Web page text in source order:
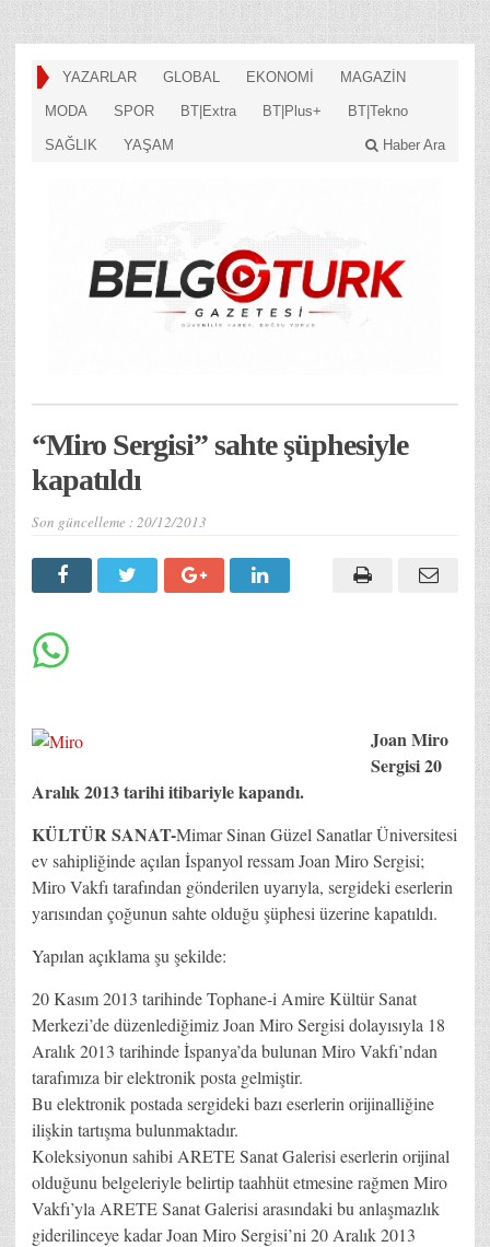
YAZARLAR GLOBAL EKONOMİ MAGAZİN
MODA SPOR BT|Extra BT|Plus+ BT|Tekno
SAĞLIK YAŞAM Haber Ara
“Miro Sergisi” sahte şüphesiyle
kapatıldı
Son güncelleme :20/12/2013
Joan Miro
Sergisi 20
Aralık 2013 tarihi itibariyle kapandı.
KÜLTÜR SANAT-Mimar Sinan Güzel Sanatlar Üniversitesi
ev sahipliğinde açılan İspanyol ressam Joan Miro Sergisi;
Miro Vakfı tarafından gönderilen uyarıyla, sergideki eserlerin
yarısından çoğunun sahte olduğu şüphesi üzerine kapatıldı.
Yapılan açıklama şu şekilde:
20 Kasım 2013 tarihinde Tophane-i Amire Kültür Sanat
Merkezi’de düzenlediğimiz Joan Miro Sergisi dolayısıyla 18
Aralık 2013 tarihinde İspanya’da bulunan Miro Vakfı’ndan
tarafımıza bir elektronik posta gelmiştir.
Bu elektronik postada sergideki bazı eserlerin orijinalliğine
ilişkin tartışma bulunmaktadır.
Koleksiyonun sahibi ARETE Sanat Galerisi eserlerin orijinal
olduğunu belgeleriyle belirtip taahhüt etmesine rağmen Miro
Vakfı’yla ARETE Sanat Galerisi arasındaki bu anlaşmazlık
giderilinceye kadar Joan Miro Sergisi’ni 20 Aralık 2013